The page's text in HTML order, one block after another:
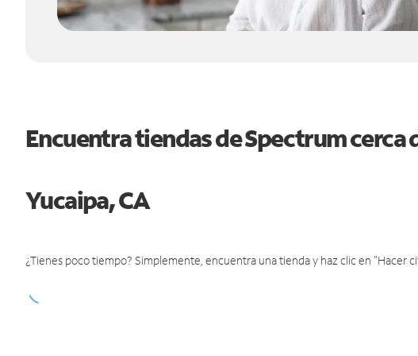
Encuentra tiendas de Spectrum cerca
Yucaipa, CA
¿Tienes poco tiempo? Simplemente, encuentra una tienda y haz clic en "Hacer